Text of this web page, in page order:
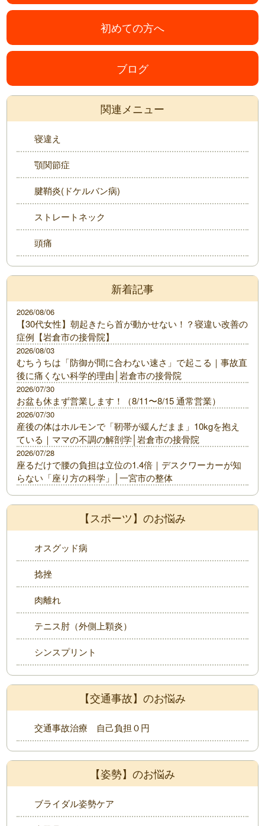
初めての方へ
ブログ
関連メニュー
寝違え
顎関節症
腱鞘炎(ドケルバン病)
ストレートネック
頭痛
新着記事
【30代女性】朝起きたら首が動かせない！？寝違い改善の
症例【岩倉市の接骨院】
2026/08/06
むちうちは「防御が間に合わない速さ」で起こる｜事故直
後に痛くない科学的理由│岩倉市の接骨院
2026/08/03
お盆も休まず営業します！（8/11〜8/15 通常営業）
2026/07/30
産後の体はホルモンで「靭帯が緩んだまま」10kgを抱え
ている｜ママの不調の解剖学│岩倉市の接骨院
2026/07/30
座るだけで腰の負担は立位の1.4倍｜デスクワーカーが知
らない「座り方の科学」│一宮市の整体
2026/07/28
【スポーツ】のお悩み
オスグッド病
捻挫
肉離れ
テニス肘（外側上顆炎）
シンスプリント
【交通事故】のお悩み
交通事故治療 自己負担０円
【姿勢】のお悩み
ブライダル姿勢ケア